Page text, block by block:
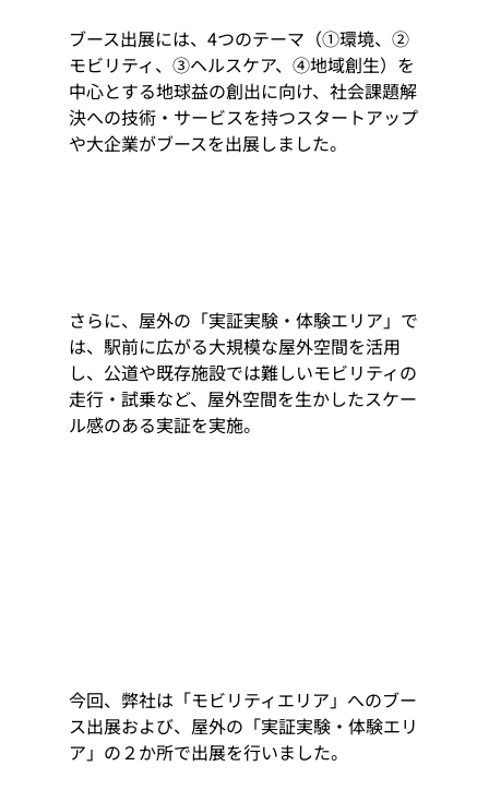
ブース出展には、4つのテーマ（①環境、②
モビリティ、③ヘルスケア、④地域創生）を
中心とする地球益の創出に向け、社会課題解
決への技術・サービスを持つスタートアップ
や大企業がブースを出展しました。
さらに、屋外の「実証実験・体験エリア」で
は、駅前に広がる大規模な屋外空間を活用
し、公道や既存施設では難しいモビリティの
走行・試乗など、屋外空間を生かしたスケー
ル感のある実証を実施。
今回、弊社は「モビリティエリア」へのブー
ス出展および、屋外の「実証実験・体験エリ
ア」の２か所で出展を行いました。